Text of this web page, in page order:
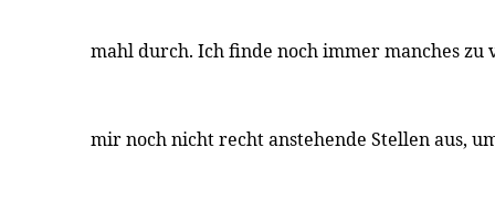
mahl durch. Ich finde noch immer manches zu
mir noch nicht recht anstehende Stellen aus,